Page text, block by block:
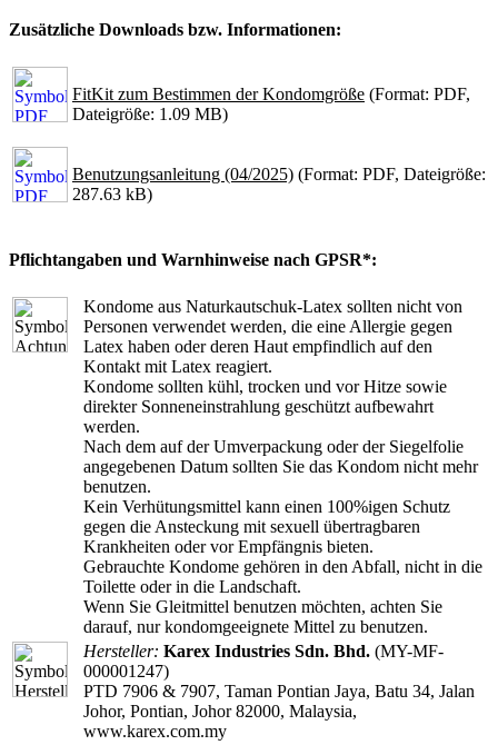
Zusätzliche Downloads bzw. Informationen:
FitKit zum Bestimmen der Kondomgröße (Format: PDF,
Dateigröße: 1.09 MB)
Benutzungsanleitung (04/2025) (Format: PDF, Dateigröße:
287.63 kB)
Pflichtangaben und Warnhinweise nach GPSR*:
Kondome aus Naturkautschuk-Latex sollten nicht von
Personen verwendet werden, die eine Allergie gegen
Latex haben oder deren Haut empfindlich auf den
Kontakt mit Latex reagiert.
Kondome sollten kühl, trocken und vor Hitze sowie
direkter Sonneneinstrahlung geschützt aufbewahrt
werden.
Nach dem auf der Umverpackung oder der Siegelfolie
angegebenen Datum sollten Sie das Kondom nicht mehr
benutzen.
Kein Verhütungsmittel kann einen 100%igen Schutz
gegen die Ansteckung mit sexuell übertragbaren
Krankheiten oder vor Empfängnis bieten.
Gebrauchte Kondome gehören in den Abfall, nicht in die
Toilette oder in die Landschaft.
Wenn Sie Gleitmittel benutzen möchten, achten Sie
darauf, nur kondomgeeignete Mittel zu benutzen.
Hersteller: Karex Industries Sdn. Bhd. (MY-MF-
000001247)
PTD 7906 & 7907, Taman Pontian Jaya, Batu 34, Jalan
Johor, Pontian, Johor 82000, Malaysia,
www.karex.com.my